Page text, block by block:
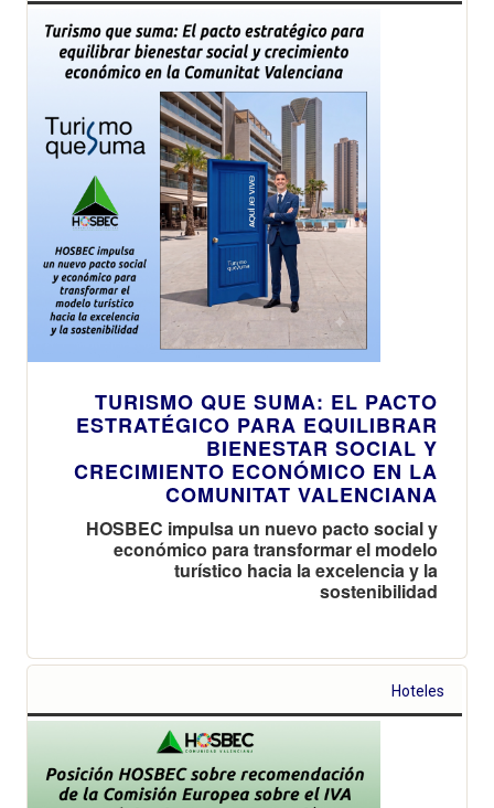
TURISMO QUE SUMA: EL PACTO
ESTRATÉGICO PARA EQUILIBRAR
BIENESTAR SOCIAL Y
CRECIMIENTO ECONÓMICO EN LA
COMUNITAT VALENCIANA
HOSBEC impulsa un nuevo pacto social y
económico para transformar el modelo
turístico hacia la excelencia y la
sostenibilidad
Hoteles